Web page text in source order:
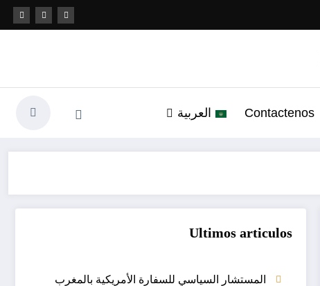
Contactenos العربية
Ultimos articulos
المستشار السياسي للسفارة الأمريكية بالمغرب